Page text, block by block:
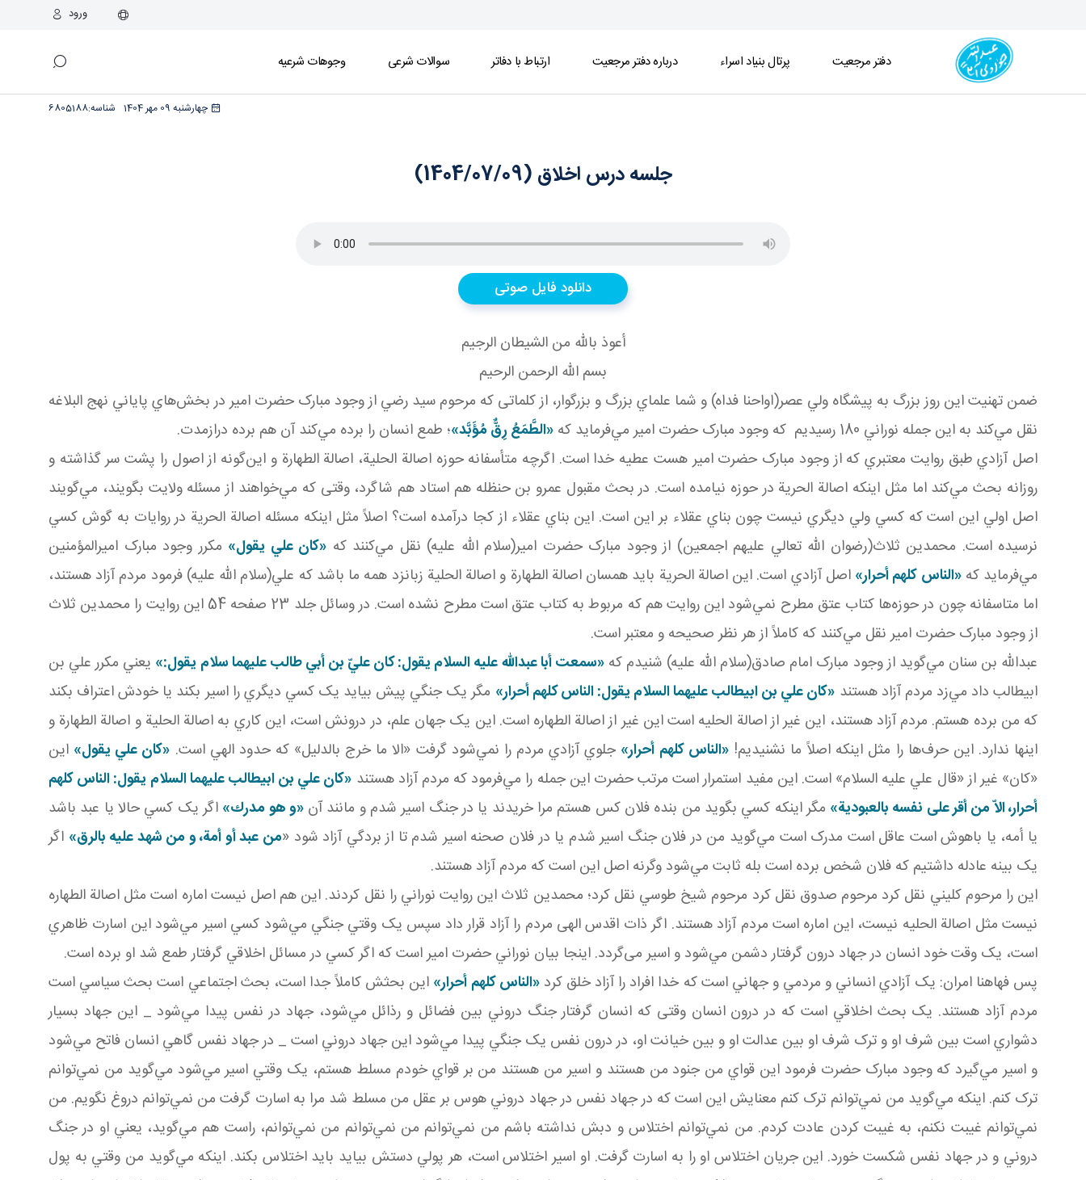
ورود
دفتر مرجعیت پرتال بنیاد اسراء درباره دفتر مرجعیت ارتباط با دفاتر سوالات شرعی وجوهات شرعیه
چهارشنبه 09 مهر 1404 6805188شناسه:
جلسه درس اخلاق (1404/07/09)
دانلود فایل صوتی
أعوذ بالله من الشيطان الرجيم
بسم الله الرحمن الرحيم
ضمن تهنيت اين روز بزرگ به پيشگاه ولي عصر(اواحنا فداه) و شما علماي بزرگ و بزرگوار، از کلماتی که مرحوم سيد رضي از وجود مبارک حضرت امير در بخش‌هاي پاياني نهج البلاغه
نقل مي‌کند به اين جمله نوراني 180 رسيديم که وجود مبارک حضرت امير مي‌فرمايد که
«الطَّمَعُ رِقٌّ مُؤَبَّد»؛ طمع انسان را برده مي‌کند آن هم برده درازمدت.
اصل آزادي طبق روايت معتبري که از وجود مبارک حضرت امير هست عطيه خدا است. اگرچه متأسفانه حوزه اصالة الحلية، اصالة الطهارة و اين‌گونه از اصول را پشت سر گذاشته و
روزانه بحث مي‌کند اما مثل اينکه اصالة الحرية در حوزه نيامده است. در بحث مقبول عمرو بن حنظله هم استاد هم شاگرد، وقتی که مي‌خواهند از مسئله ولايت بگويند، مي‌گويند
اصل اولي اين است که کسي ولي ديگري نيست چون بناي عقلاء بر اين است. اين بناي عقلاء از کجا درآمده است؟ اصلاً مثل اينکه مسئله اصالة الحرية در روايات به گوش کسي
نرسيده است. محمدين ثلاث(رضوان الله تعالي عليهم اجمعين) از وجود مبارک حضرت امير(سلام الله عليه) نقل مي‌کنند که «کان علي يقول» مکرر وجود مبارک اميرالمؤمنين
مي‌فرمايد که«الناس کلهم أحرار» اصل آزادي است. اين اصالة الحرية بايد همسان اصالة الطهارة و اصالة الحلية زبانزد همه ما باشد که علي(سلام الله عليه) فرمود مردم آزاد هستند،
اما متاسفانه چون در حوزه‌ها کتاب عتق مطرح نمي‌شود اين روايت هم که مربوط به کتاب عتق است مطرح نشده است. در وسائل جلد 23 صفحه 54 اين روايت را محمدين ثلاث
از وجود مبارک حضرت امير نقل مي‌کنند که کاملاً از هر نظر صحيحه و معتبر است.
عبدالله بن سنان مي‌گويد از وجود مبارک امام صادق(سلام الله عليه) شنيدم که«سمعت أبا عبدالله عليه السلام يقول: كان عليّ بن أبي طالب عليهما سلام يقول:» يعني مکرر علي بن
ابيطالب داد مي‌زد مردم آزاد هستند «کان علي بن ابيطالب عليهما السلام يقول: الناس كلهم أحرار» مگر يک جنگي پيش بيايد يک کسي ديگري را اسير بکند يا خودش اعتراف بکند
که من برده‌ هستم. مردم آزاد هستند، اين غير از اصالة الحليه است اين غير از اصالة الطهاره است. اين يک جهان علم، در درونش است، اين کاري به اصالة الحلية و اصالة الطهارة و
اينها ندارد. اين حر‌ف‌ها را مثل اينکه اصلاً ما نشنيديم!«الناس کلهم أحرار» جلوي آزادي مردم را نمي‌شود گرفت «الا ما خرج بالدليل» که حدود الهي است. «کان علي يقول» اين
«کان» غير از «قال علي عليه السلام» است. اين مفيد استمرار است مرتب حضرت اين جمله را مي‌فرمود که مردم آزاد هستند «کان علي بن ابيطالب عليهما السلام يقول: الناس کلهم
أحرار، الاّ من أقر على نفسه بالعبودية» مگر اينکه کسي بگويد من بنده فلان کس هستم مرا خريدند يا در جنگ اسير شدم و مانند آن«و هو مدرك» اگر يک کسي حالا يا عبد باشد
يا أمه، يا باهوش است عاقل است مدرک است مي‌گويد من در فلان جنگ اسير شدم يا در فلان صحنه اسير شدم تا از بردگي آزاد ‌شود «من عبد أو أمة، و من شهد عليه بالرق» اگر
يک بينه عادله‌ داشتيم که فلان شخص برده است بله ثابت مي‌شود وگرنه اصل اين است که مردم آزاد هستند.
اين را مرحوم کليني نقل کرد مرحوم صدوق نقل کرد مرحوم شيخ طوسي نقل کرد؛ محمدين ثلاث اين روايت نوراني را نقل کردند. اين هم اصل نيست اماره است مثل اصالة الطهاره
نيست مثل اصالة الحليه نيست، اين اماره است مردم آزاد هستند. اگر ذات اقدس الهی مردم را آزاد قرار داد سپس يک وقتي جنگي مي‌شود کسي اسير مي‌شود اين اسارت ظاهري
است، يک وقت خود انسان در جهاد درون گرفتار دشمن مي‌شود و اسير می‌گردد. اينجا بيان نوراني حضرت امير است که اگر کسي در مسائل اخلاقي گرفتار طمع شد او برده است.
پس فهاهنا امران: يک آزادي انساني و مردمي و جهاني است که خدا افراد را آزاد خلق کرد«الناس کلهم أحرار» اين بحثش کاملاً جدا است، بحث اجتماعي است بحث سياسي است
مردم آزاد هستند. يک بحث اخلاقي است که در درون انسان وقتی که انسان گرفتار جنگ دروني بين فضائل و رذائل مي‌شود، جهاد در نفس پيدا مي‌شود _ اين جهاد بسيار
دشواري است بين شرف او و ترک شرف او بين عدالت او و بين خيانت او، در درون نفس يک جنگي پيدا مي‌شود اين جهاد دروني است _ در جهاد نفس گاهي انسان فاتح مي‌شود
و اسير مي‌گيرد که وجود مبارک حضرت فرمود اين قواي من جنود من هستند و اسير من هستند من بر قواي خودم مسلط هستم، يک وقتي اسير مي‌شود مي‌گويد من نمي‌توانم
ترک کنم. اينکه مي‌گويد من نمي‌توانم ترک کنم معنايش اين است که در جهاد نفس در جهاد دروني هوس بر عقل من مسلط شد مرا به اسارت گرفت من نمي‌توانم دروغ نگويم. من
نمي‌توانم غيبت نکنم، به غيبت کردن عادت کردم. من نمي‌توانم اختلاس و دبش نداشته باشم من نمي‌توانم من نمي‌توانم من نمي‌توانم، راست هم مي‌گويد، يعني او در جنگ
دروني و در جهاد نفس شکست خورد. اين جريان اختلاس او را به اسارت گرفت. او اسير اختلاس است، هر پولي دستش بيايد بايد اختلاس بکند. اينکه مي‌گويد من وقتي به پول